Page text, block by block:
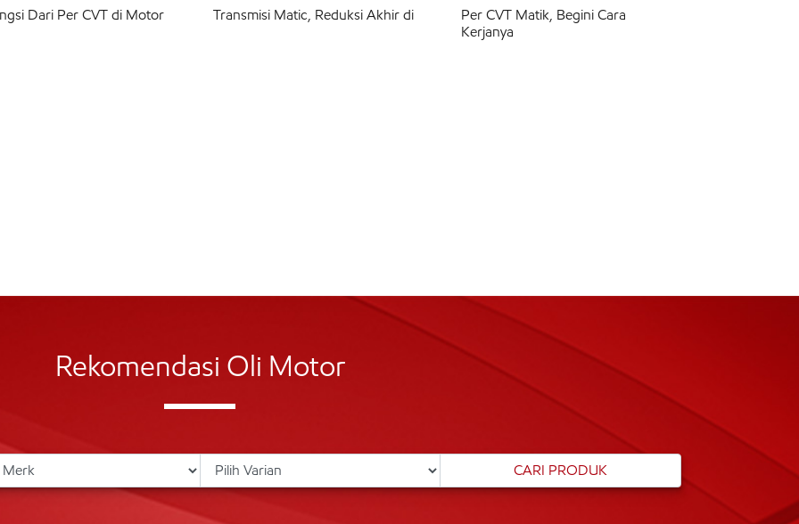
Dari Per CVT di Motor Transmisi Matic, Reduksi Akhir di
Per CVT Matik, Begini Cara
Kerjanya
Rekomendasi Oli Motor